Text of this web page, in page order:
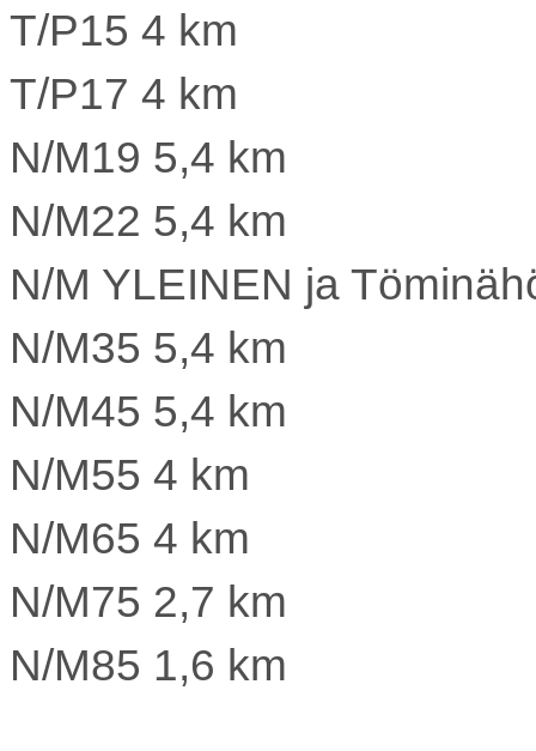
T/P15 4 km
T/P17 4 km
N/M19 5,4 km
N/M22 5,4 km
N/M YLEINEN ja
N/M35 5,4 km
N/M45 5,4 km
N/M55 4 km
N/M65 4 km
N/M75 2,7 km
N/M85 1,6 km